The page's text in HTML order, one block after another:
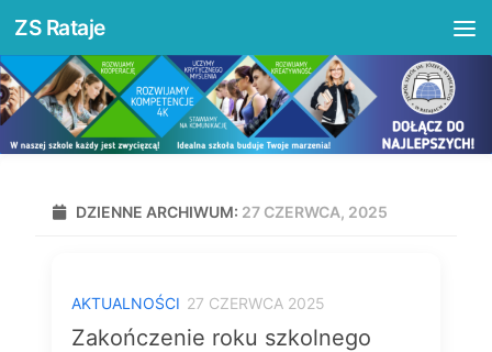
treściPrzejdź do treści
ZS Rataje
DZIENNE ARCHIWUM: 27 CZERWCA, 2025
AKTUALNOŚCI 27 CZERWCA 2025
Zakończenie roku szkolnego